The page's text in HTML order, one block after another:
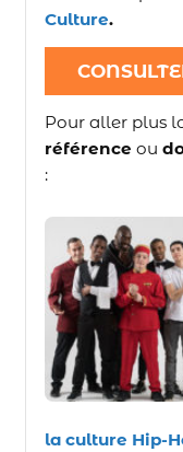
Culture.
Pour aller plus
référence ou
:
la culture Hip-